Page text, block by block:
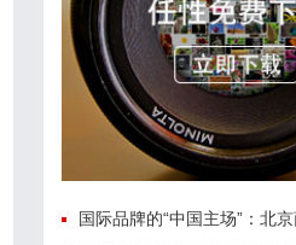
国际品牌的“中国主场”：北京商标律师在